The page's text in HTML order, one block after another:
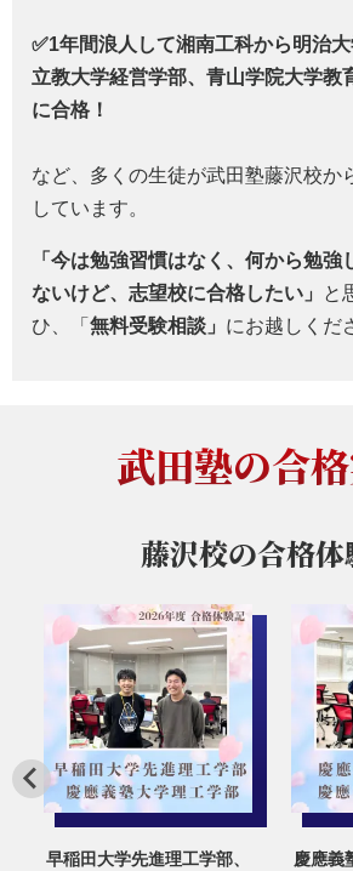
✅1年間浪人して湘南工科から明治大
立教大学経営学部、青山学院大学教
に合格！
など、多くの生徒が武田塾藤沢校か
しています。
「今は勉強習慣はなく、何から勉強
ないけど、志望校に合格したい」
と
ひ、「 無料受験相談」 にお越しくだ
武田塾の合
藤沢校の合格体
早稲田大学先進理工学部、
慶應義